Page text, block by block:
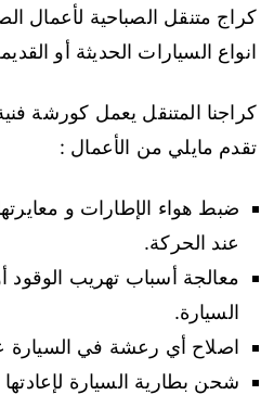
كراج متنقل الصباحية لأعمال
انواع السيارات الحديثة أو
كراجنا المتنقل يعمل كورشة
تقدم مايلي من الأعمال :
ضبط هواء الإطارات و
عند الحركة.
معالجة أسباب تهريب
السيارة.
اصلاح أي رعشة في السيارة
شحن بطارية السيارة